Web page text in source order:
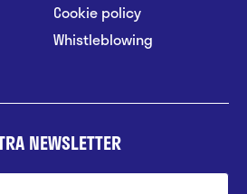
Cookie policy
Whistleblowing
NEWSLETTER